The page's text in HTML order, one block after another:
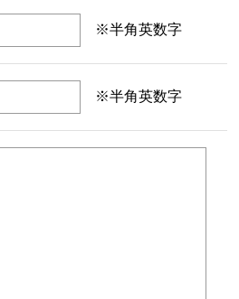
※半角英数字
※半角英数字